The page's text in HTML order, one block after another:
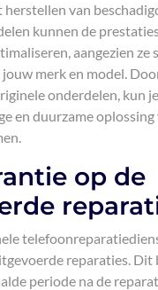
van
kunnen de
aangezien ze
merk en model.
onderdelen, kun
en duurzame
op de
reparaties. Dit
periode na de